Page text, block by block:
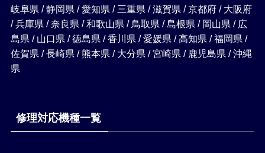
岐阜県 / 静岡県 / 愛知県 / 三重県 / 滋賀県 / 京都府 / 大阪府
/ 兵庫県 / 奈良県 / 和歌山県 / 鳥取県 / 島根県 / 岡山県 / 広
島県 / 山口県 / 徳島県 / 香川県 / 愛媛県 / 高知県 / 福岡県 /
佐賀県 / 長崎県 / 熊本県 / 大分県 / 宮崎県 / 鹿児島県 / 沖縄
県
修理対応機種一覧